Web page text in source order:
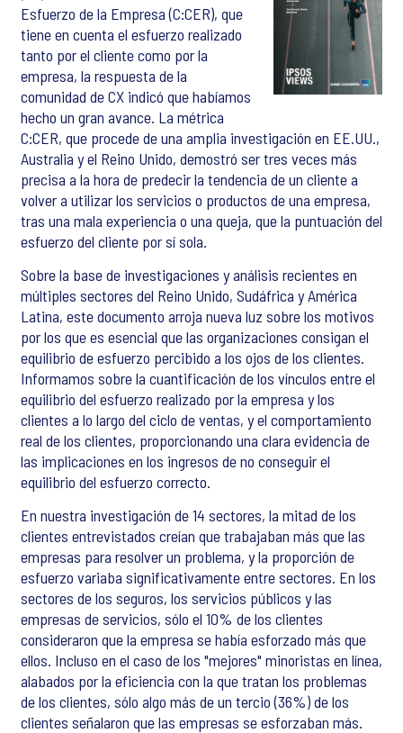
Esfuerzo de la Empresa (C:CER), que
tiene en cuenta el esfuerzo realizado
tanto por el cliente como por la
empresa, la respuesta de la
comunidad de CX indicó que habíamos
hecho un gran avance. La métrica
C:CER, que procede de una amplia investigación en EE.UU.,
Australia y el Reino Unido, demostró ser tres veces más
precisa a la hora de predecir la tendencia de un cliente a
volver a utilizar los servicios o productos de una empresa,
tras una mala experiencia o una queja, que la puntuación del
esfuerzo del cliente por sí sola.
Sobre la base de investigaciones y análisis recientes en
múltiples sectores del Reino Unido, Sudáfrica y América
Latina, este documento arroja nueva luz sobre los motivos
por los que es esencial que las organizaciones consigan el
equilibrio de esfuerzo percibido a los ojos de los clientes.
Informamos sobre la cuantificación de los vínculos entre el
equilibrio del esfuerzo realizado por la empresa y los
clientes a lo largo del ciclo de ventas, y el comportamiento
real de los clientes, proporcionando una clara evidencia de
las implicaciones en los ingresos de no conseguir el
equilibrio del esfuerzo correcto.
En nuestra investigación de 14 sectores, la mitad de los
clientes entrevistados creían que trabajaban más que las
empresas para resolver un problema, y la proporción de
esfuerzo variaba significativamente entre sectores. En los
sectores de los seguros, los servicios públicos y las
empresas de servicios, sólo el 10% de los clientes
consideraron que la empresa se había esforzado más que
ellos. Incluso en el caso de los "mejores" minoristas en línea,
alabados por la eficiencia con la que tratan los problemas
de los clientes, sólo algo más de un tercio (36%) de los
clientes señalaron que las empresas se esforzaban más.